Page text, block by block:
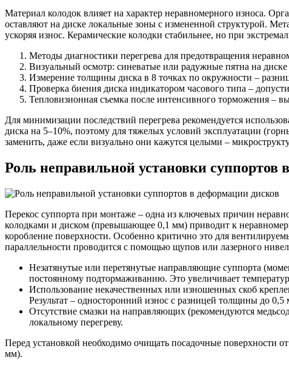
Материал колодок влияет на характер неравномерного износа.
оставляют на диске локальные зоны с измененной структурой.
ускоряя износ. Керамические колодки стабильнее, но при
Методы диагностики перегрева для предотвращения
Визуальный осмотр: синеватые или радужные пятна на диске
Измерение толщины диска в 8 точках по окружности –
Проверка биения диска индикатором часового типа –
Тепловизионная съемка после интенсивного торможения –
Для минимизации последствий перегрева рекомендуется
диска на 5–10%, поэтому для тяжелых условий эксплуатации
заменить, даже если визуально они кажутся целыми –
Роль неправильной установки суппортов
Перекос суппорта при монтаже – одна из ключевых причин
колодками и диском (превышающее 0,1 мм) приводит к
коробление поверхности. Особенно критично это для
параллельности проводится с помощью щупов или лазерного
Незатянутые или перетянутые направляющие суппорта
постоянному подтормаживанию. Это увеличивает
Использование некачественных или изношенных скоб
Результат – односторонний износ с разницей толщины до
Отсутствие смазки на направляющих (рекомендуются
локальному перегреву.
Перед установкой необходимо очищать посадочные поверхности
мм).